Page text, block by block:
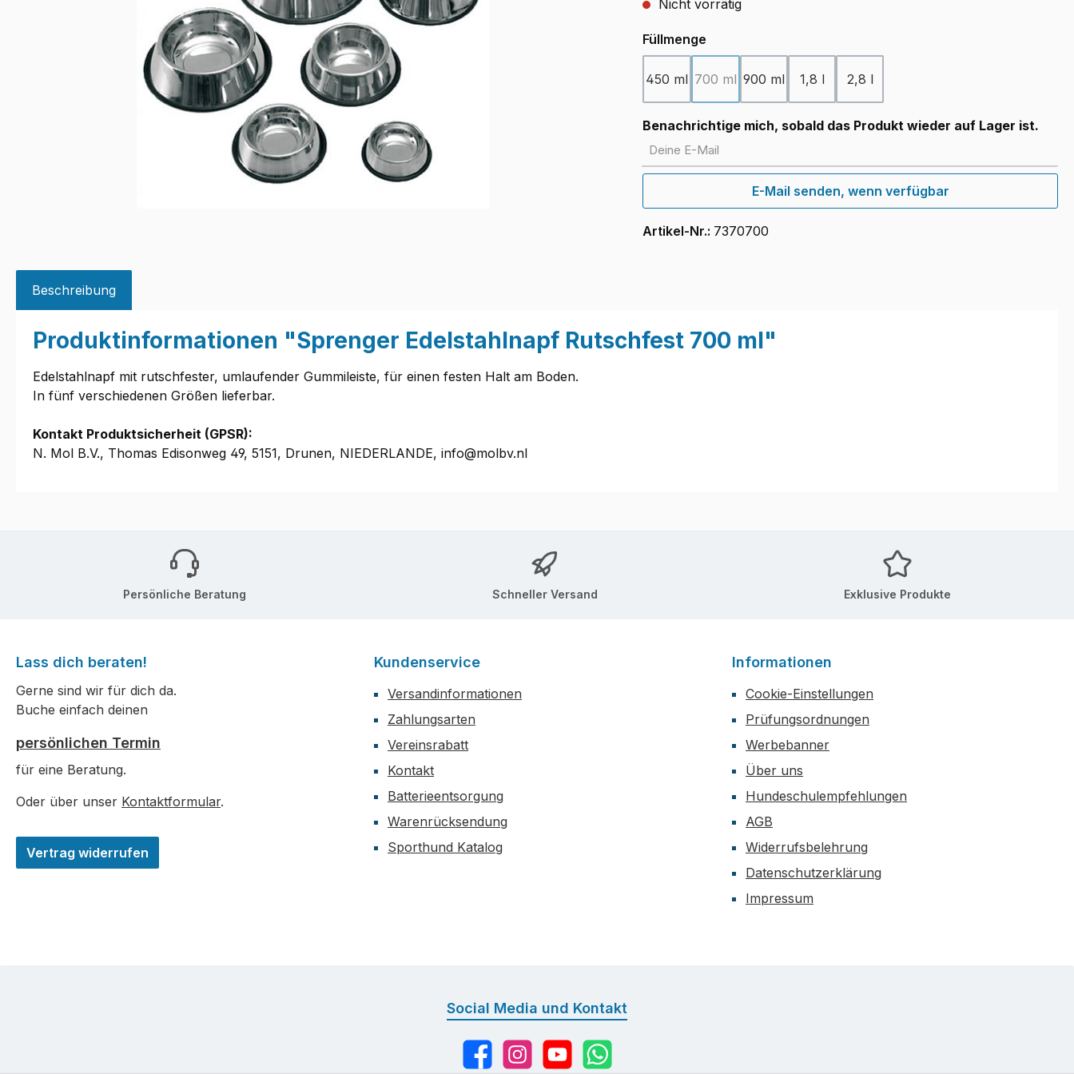
Nicht vorrätig
Füllmenge
450 ml 700 ml
(Diese Option ist zurzeit nicht verfügbar.)
900 ml 1,8 l 2,8 l
Benachrichtige mich, sobald das Produkt wieder auf Lager ist.
Deine E-Mail
E-Mail senden, wenn verfügbar
Artikel-Nr.: 7370700
Beschreibung
Produktinformationen "Sprenger Edelstahlnapf Rutschfest 700 ml"
Edelstahlnapf mit rutschfester, umlaufender Gummileiste, für einen festen Halt am Boden.
In fünf verschiedenen Größen lieferbar.
Kontakt Produktsicherheit (GPSR):
N. Mol B.V., Thomas Edisonweg 49, 5151, Drunen, NIEDERLANDE, info@molbv.nl
Persönliche Beratung Schneller Versand Exklusive Produkte
Lass dich beraten!
Gerne sind wir für dich da.
Buche einfach deinen
persönlichen Termin
für eine Beratung.
Oder über unser Kontaktformular.
Vertrag widerrufen
Kundenservice
Versandinformationen
Zahlungsarten
Vereinsrabatt
Kontakt
Batterieentsorgung
Warenrücksendung
Sporthund Katalog
Informationen
Cookie-Einstellungen
Prüfungsordnungen
Werbebanner
Über uns
Hundeschulempfehlungen
AGB
Widerrufsbelehrung
Datenschutzerklärung
Impressum
Social Media und Kontakt
FacebookInstagramYouTubeWhatsApp